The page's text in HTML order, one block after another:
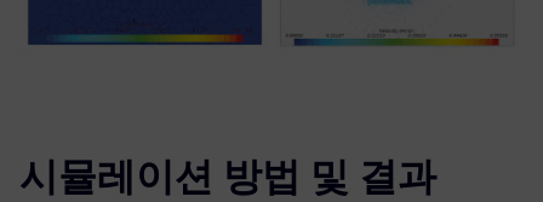
시뮬레이션 방법 및 결과